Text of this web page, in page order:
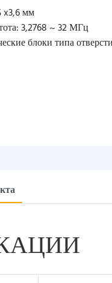
x3,6 мм
3,2768 ~ 32 МГц
блоки типа